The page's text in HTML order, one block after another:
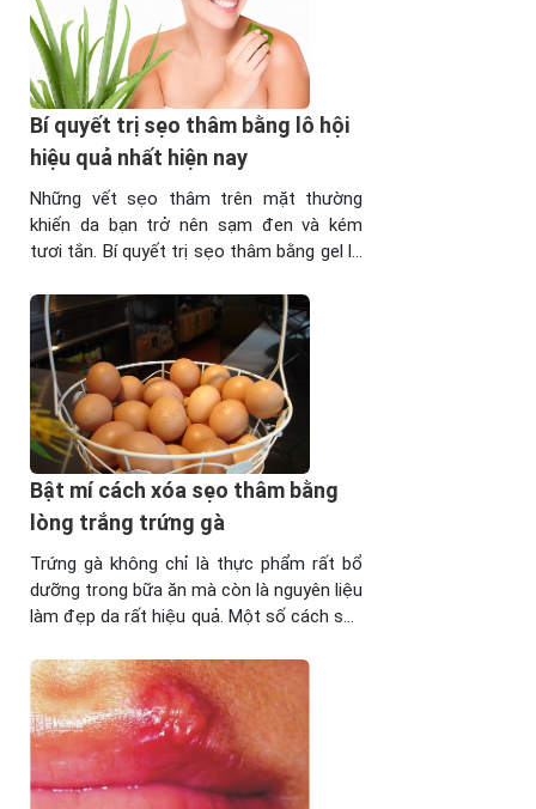
Bí quyết trị sẹo thâm bằng lô hội
hiệu quả nhất hiện nay
Những vết sẹo thâm trên mặt thường
khiến da bạn trở nên sạm đen và kém
tươi tắn. Bí quyết trị sẹo thâm bằng gel lô
da của mình. >>Xem thêm: Có cách nào
trị sẹo thâm trên mặt nhanh nhất? Bí
quyết trị sẹo ...
Bật mí cách xóa sẹo thâm bằng
lòng trắng trứng gà
Trứng gà không chỉ là thực phẩm rất bổ
dưỡng trong bữa ăn mà còn là nguyên liệu
làm đẹp da rất hiệu quả. Một số cách sau
bằng lòng trắng trứng gà. Trị sẹo ở đâu
tốt nhất? Hình ảnh trước và sau khi trị ...